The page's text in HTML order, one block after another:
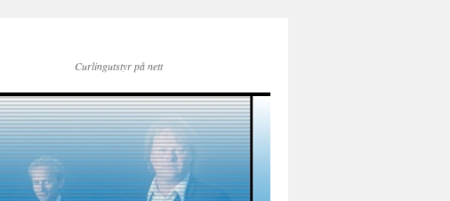
Curlingutstyr på nett